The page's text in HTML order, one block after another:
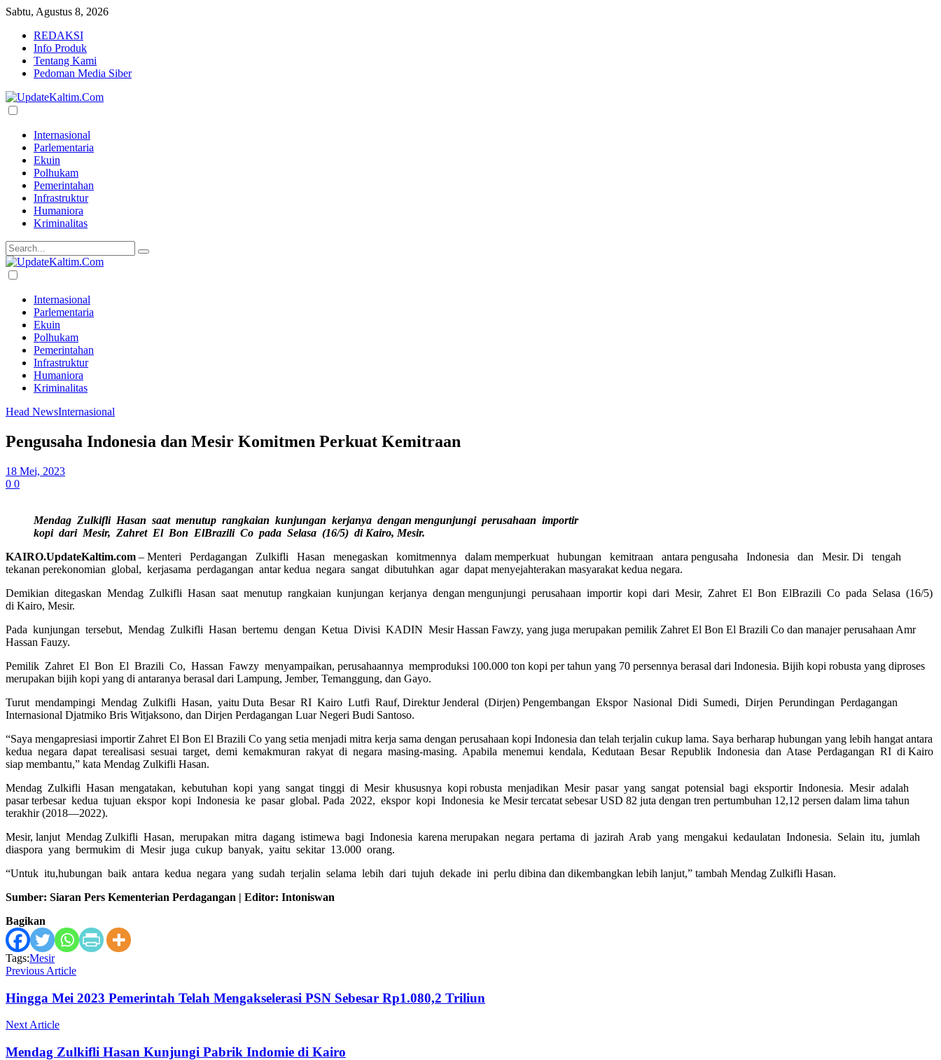
Sabtu, Agustus 8, 2026
REDAKSI
Info Produk
Tentang Kami
Pedoman Media Siber
Internasional
Parlementaria
Ekuin
Polhukam
Pemerintahan
Infrastruktur
Humaniora
Kriminalitas
Internasional
Parlementaria
Ekuin
Polhukam
Pemerintahan
Infrastruktur
Humaniora
Kriminalitas
Head NewsInternasional
Pengusaha Indonesia dan Mesir Komitmen Perkuat Kemitraan
18 Mei, 2023
0 0
Mendag Zulkifli Hasan saat menutup rangkaian kunjungan kerjanya dengan mengunjungi perusahaan importir
kopi dari Mesir, Zahret El Bon ElBrazili Co pada Selasa (16/5) di Kairo, Mesir.
KAIRO.UpdateKaltim.com – Menteri Perdagangan Zulkifli Hasan menegaskan komitmennya dalam memperkuat hubungan kemitraan antara pengusaha Indonesia dan Mesir. Di tengah
tekanan perekonomian global, kerjasama perdagangan antar kedua negara sangat dibutuhkan agar dapat menyejahterakan masyarakat kedua negara.
Demikian ditegaskan Mendag Zulkifli Hasan saat menutup rangkaian kunjungan kerjanya dengan mengunjungi perusahaan importir kopi dari Mesir, Zahret El Bon ElBrazili Co pada Selasa (16/5)
di Kairo, Mesir.
Pada kunjungan tersebut, Mendag Zulkifli Hasan bertemu dengan Ketua Divisi KADIN Mesir Hassan Fawzy, yang juga merupakan pemilik Zahret El Bon El Brazili Co dan manajer perusahaan Amr
Hassan Fauzy.
Pemilik Zahret El Bon El Brazili Co, Hassan Fawzy menyampaikan, perusahaannya memproduksi 100.000 ton kopi per tahun yang 70 persennya berasal dari Indonesia. Bijih kopi robusta yang diproses
merupakan bijih kopi yang di antaranya berasal dari Lampung, Jember, Temanggung, dan Gayo.
Turut mendampingi Mendag Zulkifli Hasan, yaitu Duta Besar RI Kairo Lutfi Rauf, Direktur Jenderal (Dirjen) Pengembangan Ekspor Nasional Didi Sumedi, Dirjen Perundingan Perdagangan
Internasional Djatmiko Bris Witjaksono, dan Dirjen Perdagangan Luar Negeri Budi Santoso.
“Saya mengapresiasi importir Zahret El Bon El Brazili Co yang setia menjadi mitra kerja sama dengan perusahaan kopi Indonesia dan telah terjalin cukup lama. Saya berharap hubungan yang lebih hangat antara
kedua negara dapat terealisasi sesuai target, demi kemakmuran rakyat di negara masing-masing. Apabila menemui kendala, Kedutaan Besar Republik Indonesia dan Atase Perdagangan RI di Kairo
siap membantu,” kata Mendag Zulkifli Hasan.
Mendag Zulkifli Hasan mengatakan, kebutuhan kopi yang sangat tinggi di Mesir khususnya kopi robusta menjadikan Mesir pasar yang sangat potensial bagi eksportir Indonesia. Mesir adalah
pasar terbesar kedua tujuan ekspor kopi Indonesia ke pasar global. Pada 2022, ekspor kopi Indonesia ke Mesir tercatat sebesar USD 82 juta dengan tren pertumbuhan 12,12 persen dalam lima tahun
terakhir (2018—2022).
Mesir, lanjut Mendag Zulkifli Hasan, merupakan mitra dagang istimewa bagi Indonesia karena merupakan negara pertama di jazirah Arab yang mengakui kedaulatan Indonesia. Selain itu, jumlah
diaspora yang bermukim di Mesir juga cukup banyak, yaitu sekitar 13.000 orang.
“Untuk itu,hubungan baik antara kedua negara yang sudah terjalin selama lebih dari tujuh dekade ini perlu dibina dan dikembangkan lebih lanjut,” tambah Mendag Zulkifli Hasan.
Sumber: Siaran Pers Kementerian Perdagangan | Editor: Intoniswan
Bagikan
Tags:Mesir
Previous Article
Hingga Mei 2023 Pemerintah Telah Mengakselerasi PSN Sebesar Rp1.080,2 Triliun
Next Article
Mendag Zulkifli Hasan Kunjungi Pabrik Indomie di Kairo